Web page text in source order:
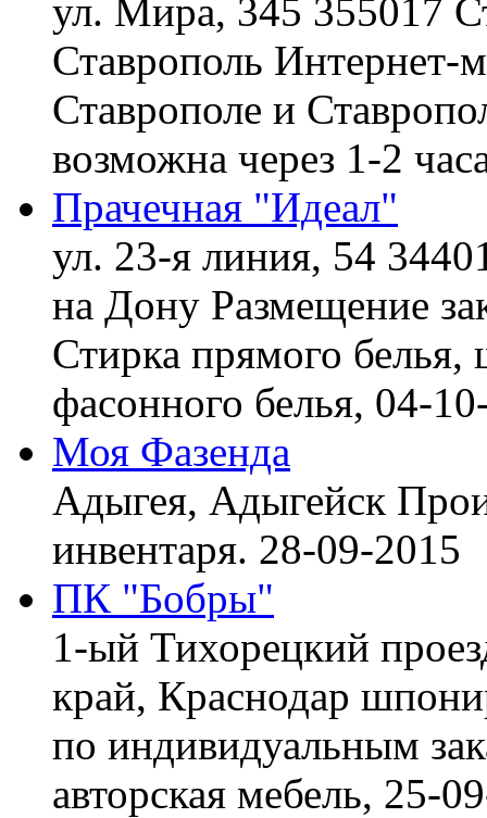
ул. Мира, 345 355017
Ставрополь Интернет-
Ставрополе и
возможна через 1-2
Прачечная "Идеал"
ул. 23-я линия, 54
на Дону Размещение
Стирка прямого
фасонного белья, 04-
Моя Фазенда
Адыгея, Адыгейск
инвентаря. 28-09-2015
ПК "Бобры"
1-ый Тихорецкий
край, Краснодар
по индивидуальным
авторская мебель, 25-